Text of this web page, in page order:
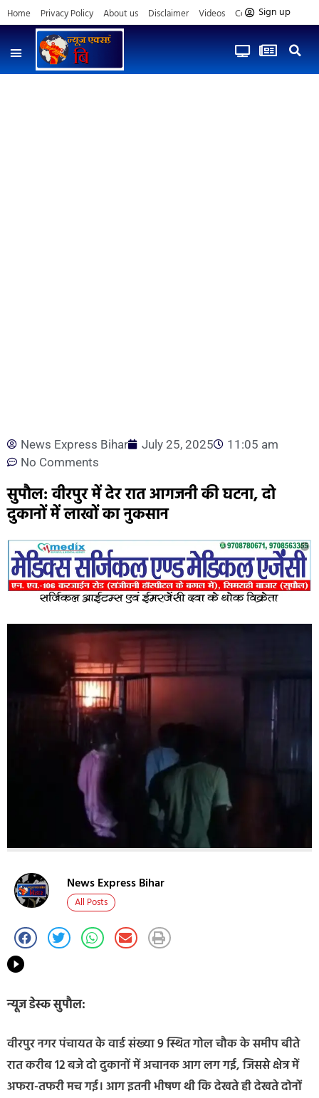
Home Privacy Policy About us Disclaimer Videos Contact us
Sign up
News Express Bihar July 25, 2025
11:05 am
No Comments
सुपौल: वीरपुर में देर रात आगजनी की घटना, दो
दुकानों में लाखों का नुकसान
News Express Bihar
All Posts
न्यूज डेस्क सुपौल:
वीरपुर नगर पंचायत के वार्ड संख्या 9 स्थित गोल चौक के समीप बीते
रात करीब 12 बजे दो दुकानों में अचानक आग लग गई, जिससे क्षेत्र में
अफरा-तफरी मच गई। आग इतनी भीषण थी कि देखते ही देखते दोनों